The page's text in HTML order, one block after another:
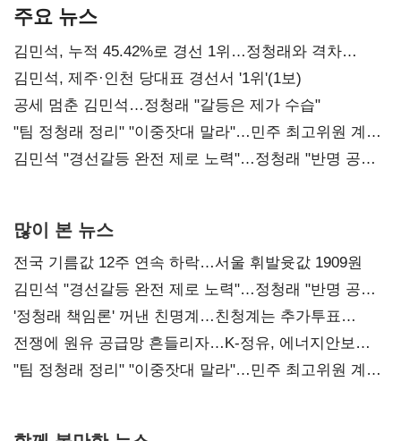
주요 뉴스
김민석, 누적 45.42%로 경선 1위…정청래와 격차
0.86%p(2보)
김민석, 제주·인천 당대표 경선서 '1위'(1보)
공세 멈춘 김민석…정청래 "갈등은 제가 수습"
"팀 정청래 정리" "이중잣대 말라"…민주 최고위원 계파
다툼 격화
김민석 "경선갈등 완전 제로 노력"…정청래 "반명 공세
많이 본 뉴스
전국 기름값 12주 연속 하락…서울 휘발윳값 1909원
김민석 "경선갈등 완전 제로 노력"…정청래 "반명 공세
사과부터"
'정청래 책임론' 꺼낸 친명계…친청계는 추가투표
때리기
전쟁에 원유 공급망 흔들리자…K-정유, 에너지안보
핵심으로 재부상
"팀 정청래 정리" "이중잣대 말라"…민주 최고위원 계파